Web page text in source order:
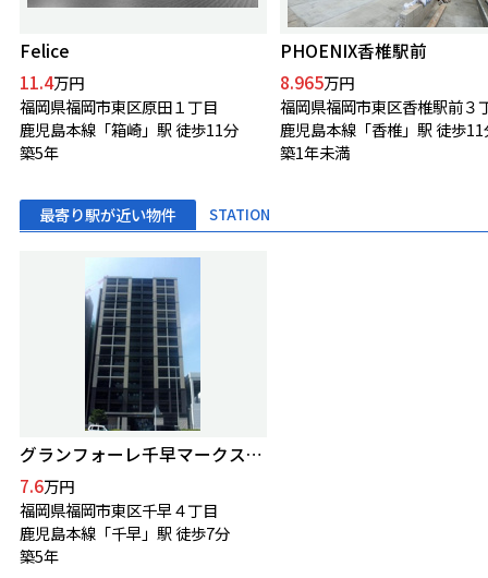
Felice
11.4万円
福岡県福岡市東区原田１丁目
鹿児島本線「箱崎」駅 徒歩11分
築5年
PHOENIX香椎駅前
8.965万円
福岡県福岡市東区香椎駅前３
鹿児島本線「香椎」駅 徒歩11
築1年未満
最寄り駅が近い物件 STATION
グランフォーレ千早マークスクエア イーストウイング
7.6万円
福岡県福岡市東区千早４丁目
鹿児島本線「千早」駅 徒歩7分
築5年